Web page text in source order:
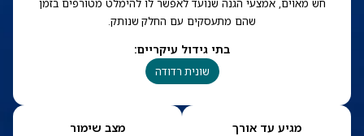
חש מאוים, אמצעי הגנה שנועד לאפשר לו להימלט מטורפים בזמן
שהם מתעסקים עם החלק שנותק.
בתי גידול עיקריים:
שונית רדודה
מגיע עד אורך מצב שימור